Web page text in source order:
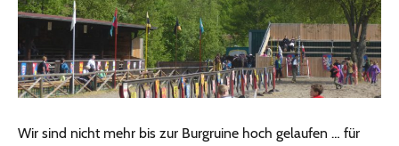
Wir sind nicht mehr bis zur Burgruine hoch gelaufen … für